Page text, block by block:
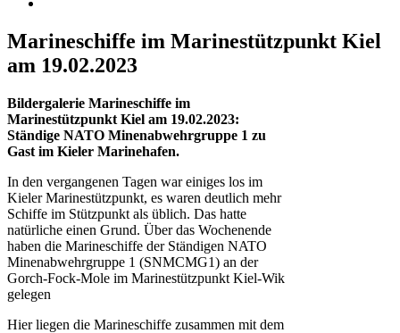
Marineschiffe im Marinestützpunkt Kiel
am 19.02.2023
Bildergalerie Marineschiffe im
Marinestützpunkt Kiel am 19.02.2023:
Ständige NATO Minenabwehrgruppe 1 zu
Gast im Kieler Marinehafen.
In den vergangenen Tagen war einiges los im
Kieler Marinestützpunkt, es waren deutlich mehr
Schiffe im Stützpunkt als üblich. Das hatte
natürliche einen Grund. Über das Wochenende
haben die Marineschiffe der Ständigen NATO
Minenabwehrgruppe 1 (SNMCMG1) an der
Gorch-Fock-Mole im Marinestützpunkt Kiel-Wik
gelegen
Hier liegen die Marineschiffe zusammen mit dem